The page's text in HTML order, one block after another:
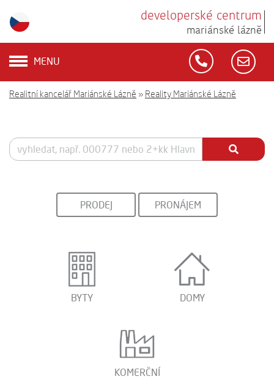
developerské centrum
mariánské lázně
MENU
Realitní kancelář Mariánské Lázně » Reality Mariánské Lázně
PRODEJ PRONÁJEM
BYTY DOMY
KOMERČNÍ